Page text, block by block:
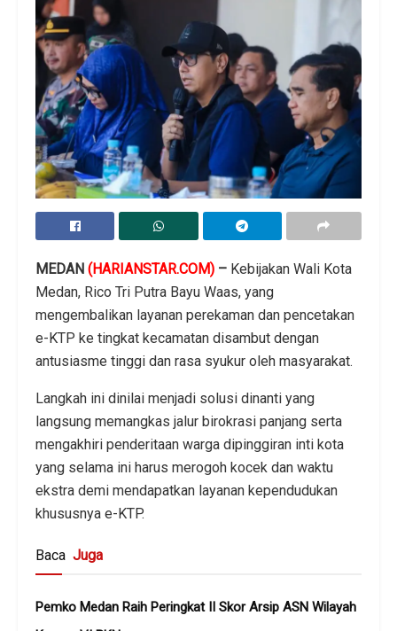
MEDAN (HARIANSTAR.COM) – Kebijakan Wali Kota
Medan, Rico Tri Putra Bayu Waas, yang
mengembalikan layanan perekaman dan pencetakan
e-KTP ke tingkat kecamatan disambut dengan
antusiasme tinggi dan rasa syukur oleh masyarakat.
Langkah ini dinilai menjadi solusi dinanti yang
langsung memangkas jalur birokrasi panjang serta
mengakhiri penderitaan warga dipinggiran inti kota
yang selama ini harus merogoh kocek dan waktu
ekstra demi mendapatkan layanan kependudukan
khususnya e-KTP.
Baca Juga
Pemko Medan Raih Peringkat II Skor Arsip ASN Wilayah